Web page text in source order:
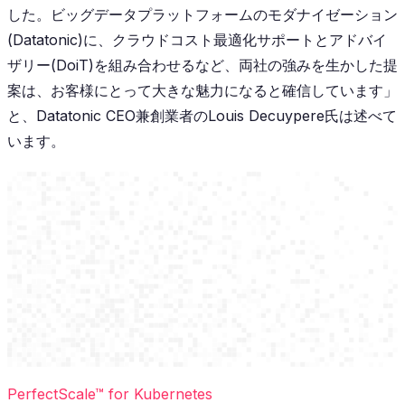
した。ビッグデータプラットフォームのモダナイゼーション
(Datatonic)に、クラウドコスト最適化サポートとアドバイ
ザリー(DoiT)を組み合わせるなど、両社の強みを生かした提
案は、お客様にとって大きな魅力になると確信しています」
と、Datatonic CEO兼創業者のLouis Decuypere氏は述べて
います。
PerfectScale™ for Kubernetes